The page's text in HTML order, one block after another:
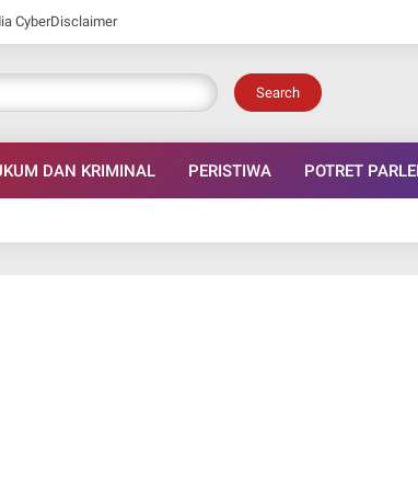
CyberDisclaimer
Search
DAN KRIMINAL PERISTIWA POTRET